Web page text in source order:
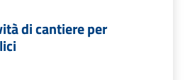
di cantiere per